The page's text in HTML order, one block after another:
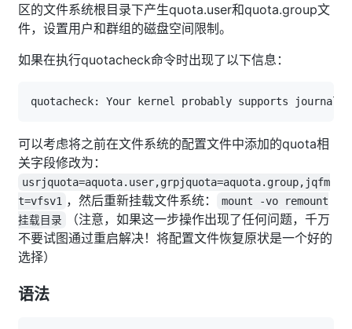
区的文件系统根目录下产生quota.user和quota.group文
件，设置用户和群组的磁盘空间限制。
如果在执行quotacheck命令时出现了以下信息：
quotacheck: Your kernel probably supports
可以考虑将之前在文件系统的配置文件中添加的quota相
关字段修改为：
usrjquota=aquota.user,grpjquota=aquota.group,jqfm
t=vfsv1 ，然后重新挂载文件系统：
mount -vo remount
挂载目录
（注意，如果这一步操作出现了任何问题，千万
不要试图通过重启解决！将配置文件恢复原状是一个好的
选择）
语法